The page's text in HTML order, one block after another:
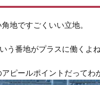
地ですごくいい立地。
番地がプラスに働くよ
ピールポイントだってわ